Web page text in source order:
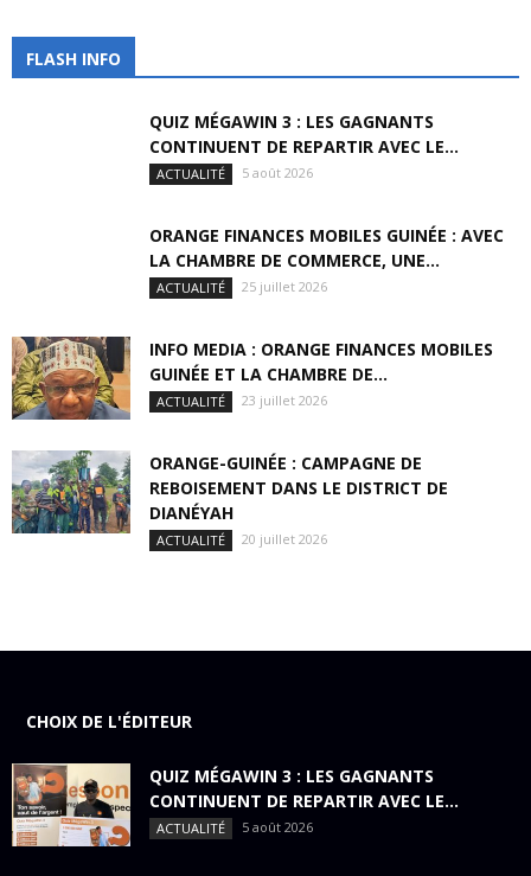
FLASH INFO
QUIZ MÉGAWIN 3 : LES GAGNANTS
CONTINUENT DE REPARTIR AVEC LE...
ACTUALITÉ 5 août 2026
ORANGE FINANCES MOBILES GUINÉE : AVEC
LA CHAMBRE DE COMMERCE, UNE...
ACTUALITÉ 25 juillet 2026
INFO MEDIA : ORANGE FINANCES MOBILES
GUINÉE ET LA CHAMBRE DE...
ACTUALITÉ 23 juillet 2026
ORANGE-GUINÉE : CAMPAGNE DE
REBOISEMENT DANS LE DISTRICT DE
DIANÉYAH
ACTUALITÉ 20 juillet 2026
CHOIX DE L'ÉDITEUR
QUIZ MÉGAWIN 3 : LES GAGNANTS
CONTINUENT DE REPARTIR AVEC LE...
ACTUALITÉ 5 août 2026